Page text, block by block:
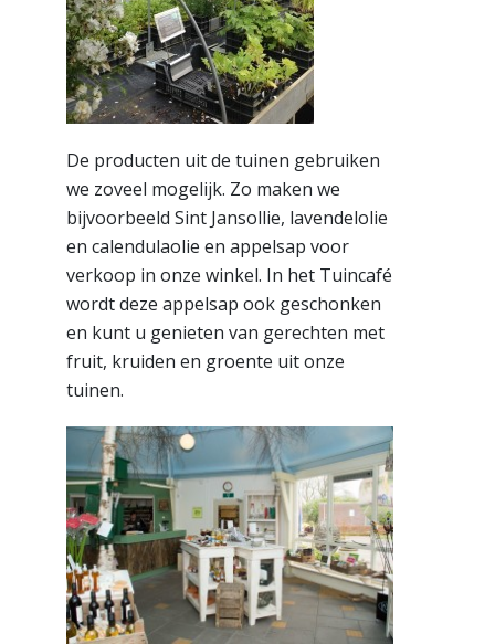
De producten uit de tuinen gebruiken
we zoveel mogelijk. Zo maken we
bijvoorbeeld Sint Jansollie, lavendelolie
en calendulaolie en appelsap voor
verkoop in onze winkel. In het Tuincafé
wordt deze appelsap ook geschonken
en kunt u genieten van gerechten met
fruit, kruiden en groente uit onze
tuinen.